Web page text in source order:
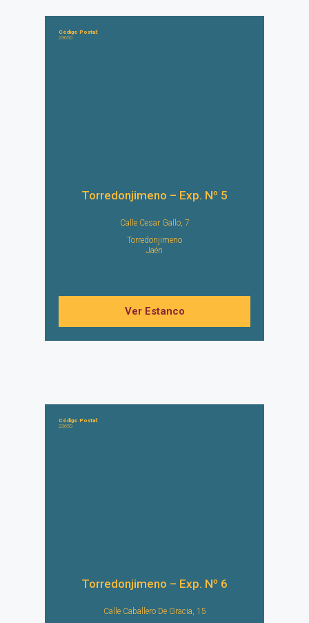
Código Postal:
23650
Torredonjimeno – Exp. Nº 5
Calle Cesar Gallo, 7
Torredonjimeno
Jaén
Ver Estanco
Código Postal:
23650
Torredonjimeno – Exp. Nº 6
Calle Caballero De Gracia, 15